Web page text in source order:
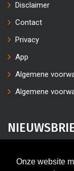
Onze website
Disclaimer
Contact
Privacy
App
Algemene
Algemene